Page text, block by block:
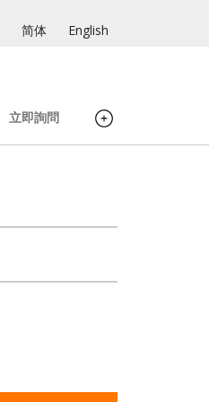
简体 English
立即詢問